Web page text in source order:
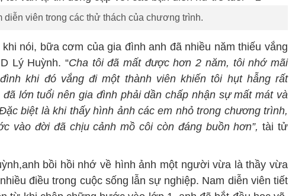
diễn viên trong các thử thách của chương trình.
nói, bữa cơm của gia đình anh đã nhiều năm thiếu vắng
Lý Huỳnh. “Cha tôi đã mất được hơn 2 năm, tôi nhớ mãi
khi đó vắng đi một thành viên khiến tôi hụt hẫng rất
lớn tuổi nên gia đình phải dần chấp nhận sự mất mát và
biệt là khi thấy hình ảnh các em nhỏ trong chương trình,
vào đời đã chịu cảnh mồ côi còn đáng buồn hơn”, tài tử
bồi hồi nhớ về hình ảnh một người vừa là thầy vừa
điều trong cuộc sống lẫn sự nghiệp. Nam diễn viên tiết